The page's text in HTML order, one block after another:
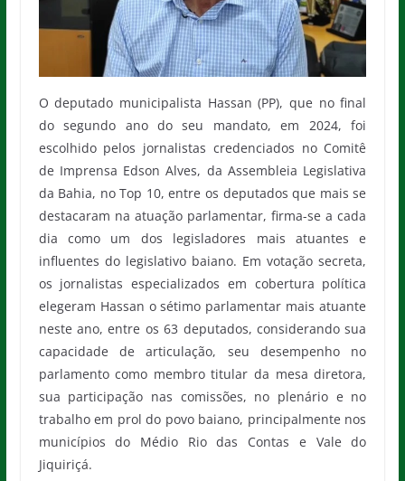
O deputado municipalista Hassan (PP), que no final
do segundo ano do seu mandato, em 2024, foi
escolhido pelos jornalistas credenciados no Comitê
de Imprensa Edson Alves, da Assembleia Legislativa
da Bahia, no Top 10, entre os deputados que mais se
destacaram na atuação parlamentar, firma-se a cada
dia como um dos legisladores mais atuantes e
influentes do legislativo baiano. Em votação secreta,
os jornalistas especializados em cobertura política
elegeram Hassan o sétimo parlamentar mais atuante
neste ano, entre os 63 deputados, considerando sua
capacidade de articulação, seu desempenho no
parlamento como membro titular da mesa diretora,
sua participação nas comissões, no plenário e no
trabalho em prol do povo baiano, principalmente nos
municípios do Médio Rio das Contas e Vale do
Jiquiriçá.